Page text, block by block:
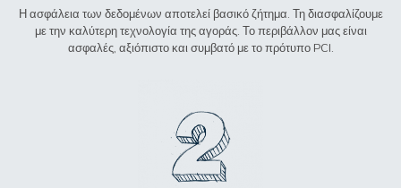
Η ασφάλεια των δεδομένων αποτελεί βασικό ζήτημα. Τη διασφαλίζουμε
με την καλύτερη τεχνολογία της αγοράς. Το περιβάλλον μας είναι
ασφαλές, αξιόπιστο και συμβατό με το πρότυπο PCI.